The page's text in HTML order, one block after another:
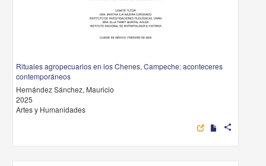
Rituales agropecuarios en los Chenes, Campeche: aconteceres
contemporáneos
Hernández Sánchez, Mauricio
2025
Artes y Humanidades
share